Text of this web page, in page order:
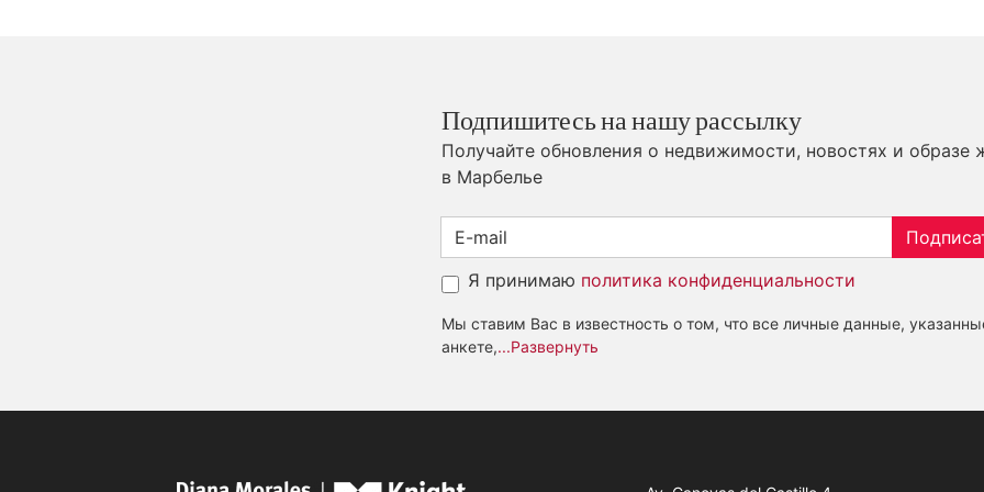
Подпишитесь на нашу рассылку
Получайте обновления о недвижимости, новостях и образе
в Марбелье
Я принимаю политика конфиденциальности
Мы ставим Вас в известность о том, что все личные данные,
анкете,...Развернуть